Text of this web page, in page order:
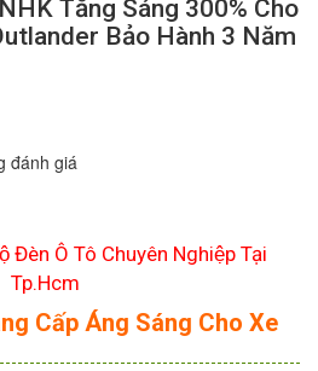
Tăng Sáng 300% Cho
Bảo Hành 3 Năm
đánh giá
Đèn Ô Tô Chuyên Nghiệp Tại
Tp.Hcm
Cấp Áng Sáng Cho Xe